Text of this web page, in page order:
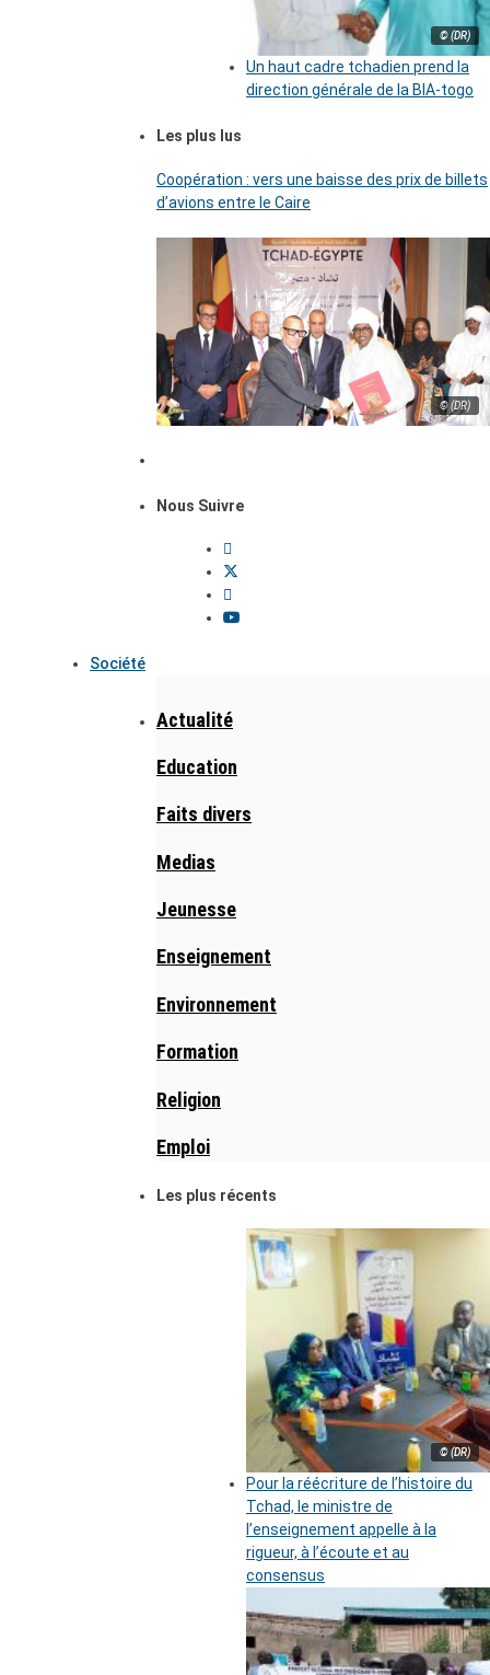
© (DR)
Un haut cadre tchadien prend la
direction générale de la BIA-togo
Les plus lus
Coopération : vers une baisse des prix de billets
d’avions entre le Caire
© (DR)
Nous Suivre
Société
Actualité
Education
Faits divers
Medias
Jeunesse
Enseignement
Environnement
Formation
Religion
Emploi
Les plus récents
© (DR)
Pour la réécriture de l’histoire du
Tchad, le ministre de
l’enseignement appelle à la
rigueur, à l’écoute et au
consensus